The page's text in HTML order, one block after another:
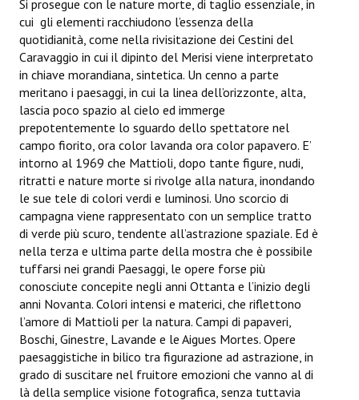
Si prosegue con le nature morte, di taglio essenziale, in
cui gli elementi racchiudono l’essenza della
quotidianità, come nella rivisitazione dei Cestini del
Caravaggio in cui il dipinto del Merisi viene interpretato
in chiave morandiana, sintetica. Un cenno a parte
meritano i paesaggi, in cui la linea dell’orizzonte, alta,
lascia poco spazio al cielo ed immerge
prepotentemente lo sguardo dello spettatore nel
campo fiorito, ora color lavanda ora color papavero. E’
intorno al 1969 che Mattioli, dopo tante figure, nudi,
ritratti e nature morte si rivolge alla natura, inondando
le sue tele di colori verdi e luminosi. Uno scorcio di
campagna viene rappresentato con un semplice tratto
di verde più scuro, tendente all’astrazione spaziale. Ed è
nella terza e ultima parte della mostra che è possibile
tuffarsi nei grandi Paesaggi, le opere forse più
conosciute concepite negli anni Ottanta e l’inizio degli
anni Novanta. Colori intensi e materici, che riflettono
l’amore di Mattioli per la natura. Campi di papaveri,
Boschi, Ginestre, Lavande e le Aigues Mortes. Opere
paesaggistiche in bilico tra figurazione ad astrazione, in
grado di suscitare nel fruitore emozioni che vanno al di
là della semplice visione fotografica, senza tuttavia